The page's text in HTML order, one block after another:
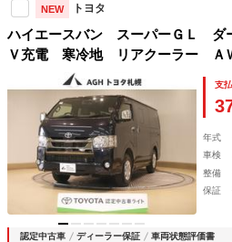
NEW トヨタ
ハイエースバン スーパーＧＬ ダ
Ｖ充電 寒冷地 リアクーラー
助手席エアバック パワーウィン
テム ＡＣ ナビ＆ＴＶ スマート
ＴＣ付き キーレス ＡＢＳ
支
年式
車検
整備
保証
認定中古車 ディーラー保証 車両状態評価書